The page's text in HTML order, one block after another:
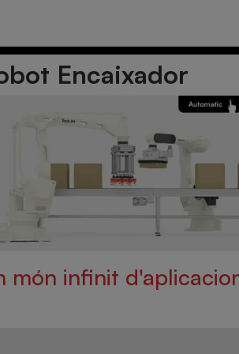
Encaixador
món infinit